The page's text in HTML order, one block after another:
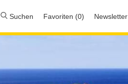
Suchen Favoriten (0) Newsletter